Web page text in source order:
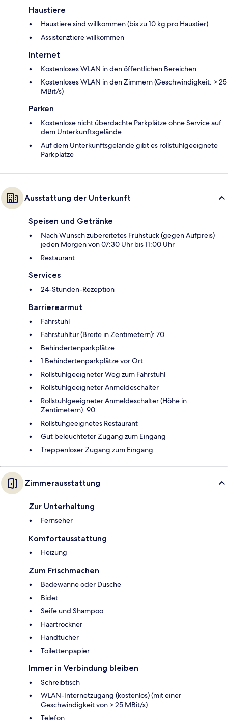
Haustiere
Haustiere sind willkommen (bis zu 10 kg pro Haustier)
Assistenztiere willkommen
Internet
Kostenloses WLAN in den öffentlichen Bereichen
Kostenloses WLAN in den Zimmern (Geschwindigkeit: > 25
MBit/s)
Parken
Kostenlose nicht überdachte Parkplätze ohne Service auf
dem Unterkunftsgelände
Auf dem Unterkunftsgelände gibt es rollstuhlgeeignete
Parkplätze
Ausstattung der Unterkunft
Speisen und Getränke
Nach Wunsch zubereitetes Frühstück (gegen Aufpreis)
jeden Morgen von 07:30 Uhr bis 11:00 Uhr
Restaurant
Services
24-Stunden-Rezeption
Barrierearmut
Fahrstuhl
Fahrstuhltür (Breite in Zentimetern): 70
Behindertenparkplätze
1 Behindertenparkplätze vor Ort
Rollstuhlgeeigneter Weg zum Fahrstuhl
Rollstuhlgeeigneter Anmeldeschalter
Rollstuhlgeeigneter Anmeldeschalter (Höhe in
Zentimetern): 90
Rollstuhgeeignetes Restaurant
Gut beleuchteter Zugang zum Eingang
Treppenloser Zugang zum Eingang
Zimmerausstattung
Zur Unterhaltung
Fernseher
Komfortausstattung
Heizung
Zum Frischmachen
Badewanne oder Dusche
Bidet
Seife und Shampoo
Haartrockner
Handtücher
Toilettenpapier
Immer in Verbindung bleiben
Schreibtisch
WLAN-Internetzugang (kostenlos) (mit einer
Geschwindigkeit von > 25 MBit/s)
Telefon